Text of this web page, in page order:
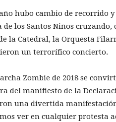
hubo cambio de recorrido
de los Santos Niños
la Catedral, la Orquesta
un terrorífico concierto.
Zombie de 2018 se
del manifiesto de la
una divertida
ver en cualquier protesta